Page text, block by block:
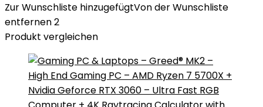
Zur Wunschliste hinzugefügtVon der Wunschliste
entfernen2
Produkt vergleichen